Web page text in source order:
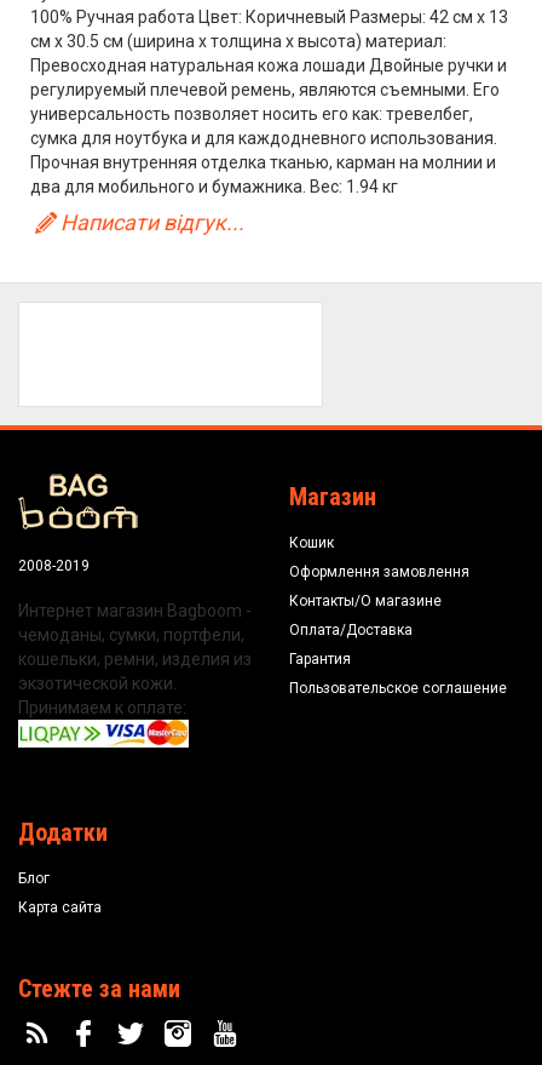
100% Ручная работа Цвет: Коричневый Размеры: 42 cм x 13
cм x 30.5 см (ширина x толщина x высота) материал:
Превосходная натуральная кожа лошади Двойные ручки и
регулируемый плечевой ремень, являются съемными. Его
универсальность позволяет носить его как: тревелбег,
сумка для ноутбука и для каждодневного использования.
Прочная внутренняя отделка тканью, карман на молнии и
два для мобильного и бумажника. Вес: 1.94 кг
Написати відгук...
2008-2019
Интернет магазин Bagboom -
чемоданы, сумки, портфели,
кошельки, ремни, изделия из
экзотической кожи.
Принимаем к оплате:
Магазин
Кошик
Оформлення замовлення
Контакты/О магазине
Оплата/Доставка
Гарантия
Пользовательское соглашение
Додатки
Блог
Карта сайта
Стежте за нами